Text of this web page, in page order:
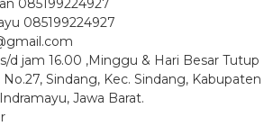
085199224927
085199224927
d jam 16.00 ,Minggu & Hari Besar Tutup
Sindang, Kec. Sindang, Kabupaten
Indramayu, Jawa Barat.